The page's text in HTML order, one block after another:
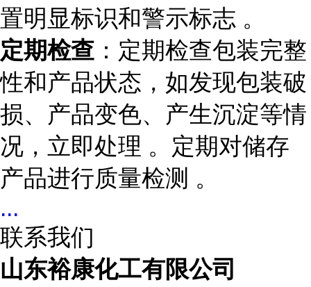
置明显标识和警示标志 。
定期检查 ：定期检查包装完整
性和产品状态，如发现包装破
损、产品变色、产生沉淀等情
况，立即处理 。定期对储存
产品进行质量检测 。
...
联系我们
山东裕康化工有限公司